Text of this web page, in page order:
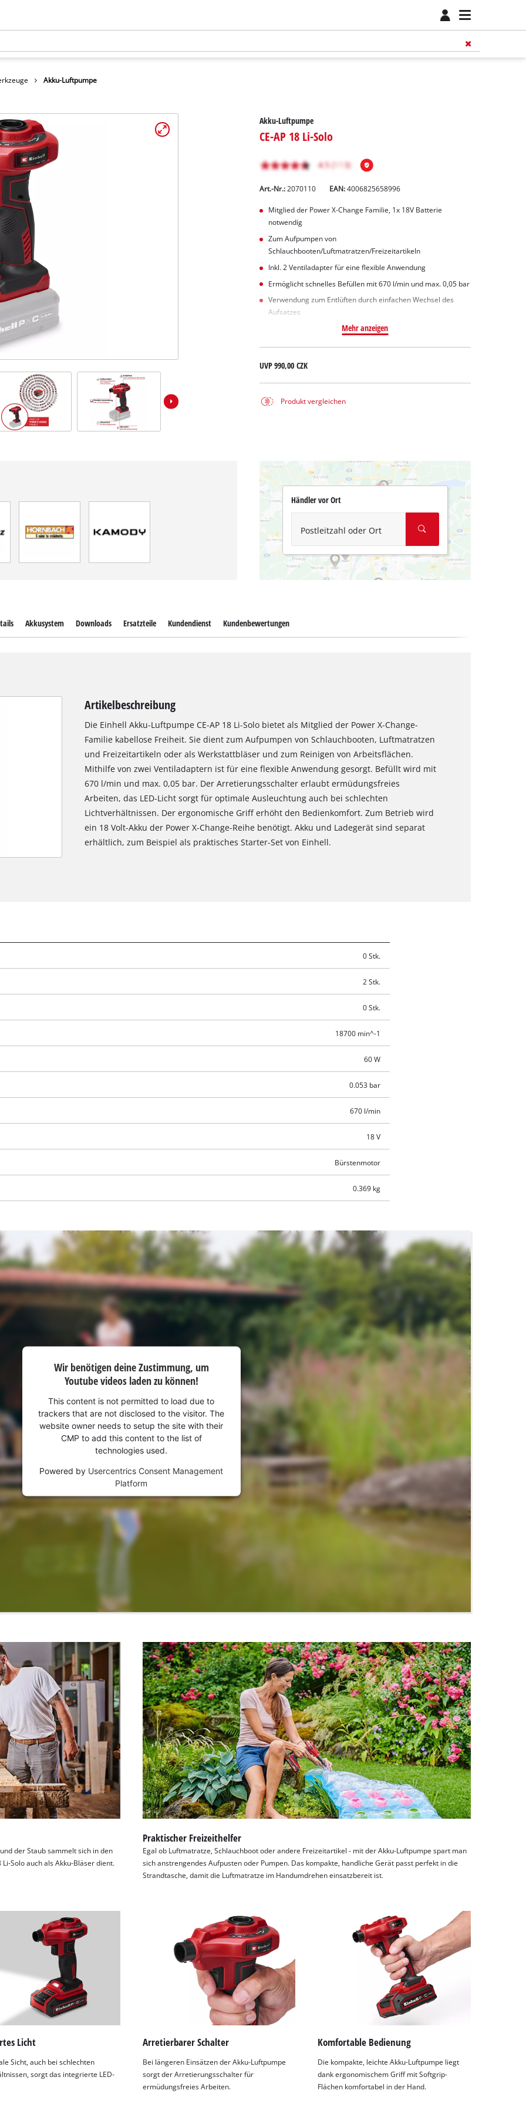
Akku-Luftpumpe
Akku-Luftpumpe
CE-AP 18 Li-Solo
Art.-Nr.: 2070110 EAN:4006825658996
Mitglied der Power X-Change Familie, 1x 18V Batterie
notwendig
Zum Aufpumpen von
Schlauchbooten/Luftmatratzen/Freizeitartikeln
Inkl. 2 Ventiladapter für eine flexible Anwendung
Ermöglicht schnelles Befüllen mit 670 l/min und max. 0,05 bar
Verwendung zum Entlüften durch einfachen Wechsel des
Aufsatzes
Mehr anzeigen
UVP990,00 CZK
Produkt vergleichen
Händler vor Ort
Postleitzahl oder Ort
Wir benötigen deine Zustimmung, um
Google Maps laden zu können!
This content is not permitted to load due
to trackers that are not disclosed to the
visitor. The website owner needs to setup
the site with their CMP to add this content
to the list of technologies used.
Powered byUsercentrics Consent
Management Platform
Akkusystem Downloads Ersatzteile Kundendienst Kundenbewertungen
Artikelbeschreibung
Die Einhell Akku-Luftpumpe CE-AP 18 Li-Solo bietet als Mitglied der Power X-Change-
Familie kabellose Freiheit. Sie dient zum Aufpumpen von Schlauchbooten, Luftmatratzen
und Freizeitartikeln oder als Werkstattbläser und zum Reinigen von Arbeitsflächen.
Mithilfe von zwei Ventiladaptern ist für eine flexible Anwendung gesorgt. Befüllt wird mit
670 l/min und max. 0,05 bar. Der Arretierungsschalter erlaubt ermüdungsfreies
Arbeiten, das LED-Licht sorgt für optimale Ausleuchtung auch bei schlechten
Lichtverhältnissen. Der ergonomische Griff erhöht den Bedienkomfort. Zum Betrieb wird
ein 18 Volt-Akku der Power X-Change-Reihe benötigt. Akku und Ladegerät sind separat
erhältlich, zum Beispiel als praktisches Starter-Set von Einhell.
0 Stk.
2 Stk.
0 Stk.
18700 min^-1
60 W
0.053 bar
670 l/min
18 V
Bürstenmotor
0.369 kg
Wir benötigen deine Zustimmung, um
Youtube videos laden zu können!
This content is not permitted to load due to
trackers that are not disclosed to the visitor. The
website owner needs to setup the site with their
CMP to add this content to the list of
technologies used.
Powered by Usercentrics Consent Management
Platform
der Staub sammelt sich in den
Solo auch als Akku-Bläser dient.
Praktischer Freizeithelfer
Egal ob Luftmatratze, Schlauchboot oder andere Freizeitartikel - mit der Akku-Luftpumpe spart man
sich anstrengendes Aufpusten oder Pumpen. Das kompakte, handliche Gerät passt perfekt in die
Strandtasche, damit die Luftmatratze im Handumdrehen einsatzbereit ist.
Licht
Sicht, auch bei schlechten
sorgt das integrierte LED-
Arretierbarer Schalter
Bei längeren Einsätzen der Akku-Luftpumpe
sorgt der Arretierungsschalter für
ermüdungsfreies Arbeiten.
Komfortable Bedienung
Die kompakte, leichte Akku-Luftpumpe liegt
dank ergonomischem Griff mit Softgrip-
Flächen komfortabel in der Hand.